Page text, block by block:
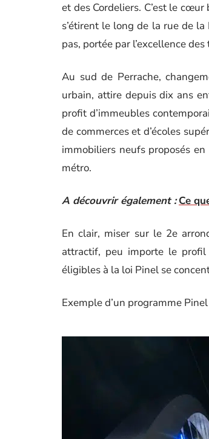
et des Cordeliers. C’est le
s’étirent le long de la rue de
pas, portée par l’excellence
Au sud de Perrache,
urbain, attire depuis dix ans
profit d’immeubles
de commerces et d’écoles
immobiliers neufs proposés
métro.
A découvrir également : Ce
En clair, miser sur le 2e
attractif, peu importe le
éligibles à la loi Pinel se
Exemple d’un programme